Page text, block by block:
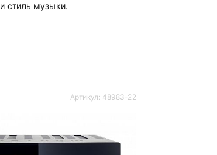
стиль музыки.
Артикул: 48983-22